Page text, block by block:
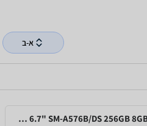
א-ב
סמסונג גלקסי Samsung Galaxy A57 5G 6.7" SM-A576B/DS 256GB 8GB RAM